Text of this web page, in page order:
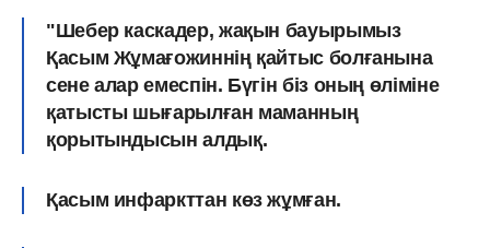
"Шебер каскадер, жақын бауырымыз
Қасым Жұмағожиннің қайтыс болғанына
сене алар емеспін. Бүгін біз оның өліміне
қатысты шығарылған маманның
қорытындысын алдық.
Қасым инфаркттан көз жұмған.